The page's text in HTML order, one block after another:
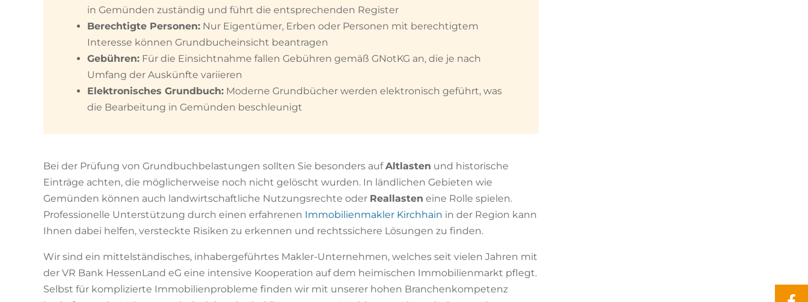
in Gemünden zuständig und führt die entsprechenden Register
Berechtigte Personen: Nur Eigentümer, Erben oder Personen mit berechtigtem
Interesse können Grundbucheinsicht beantragen
Gebühren: Für die Einsichtnahme fallen Gebühren gemäß GNotKG an, die je nach
Umfang der Auskünfte variieren
Elektronisches Grundbuch: Moderne Grundbücher werden elektronisch geführt, was
die Bearbeitung in Gemünden beschleunigt
Bei der Prüfung von Grundbuchbelastungen sollten Sie besonders aufAltlasten und historische
Einträge achten, die möglicherweise noch nicht gelöscht wurden. In ländlichen Gebieten wie
Gemünden können auch landwirtschaftliche Nutzungsrechte oder Reallasten eine Rolle spielen.
Professionelle Unterstützung durch einen erfahrenen Immobilienmakler Kirchhain in der Region kann
Ihnen dabei helfen, versteckte Risiken zu erkennen und rechtssichere Lösungen zu finden.
Wir sind ein mittelständisches, inhabergeführtes Makler-Unternehmen, welches seit vielen Jahren mit
der VR Bank HessenLand eG eine intensive Kooperation auf dem heimischen Immobilienmarkt pflegt.
Selbst für komplizierte Immobilienprobleme finden wir mit unserer hohen Branchenkompetenz